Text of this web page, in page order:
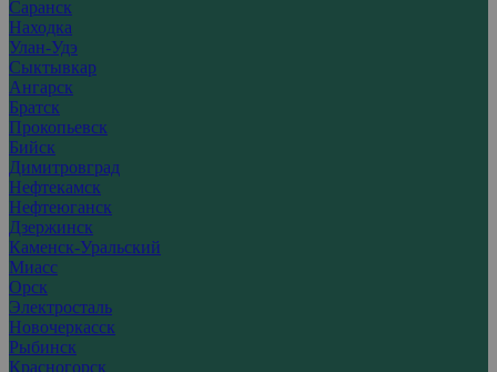
Саранск
Находка
Улан-Удэ
Сыктывкар
Ангарск
Братск
Прокопьевск
Бийск
Димитровград
Нефтекамск
Нефтеюганск
Дзержинск
Каменск-Уральский
Миасс
Орск
Электросталь
Новочеркасск
Рыбинск
Красногорск